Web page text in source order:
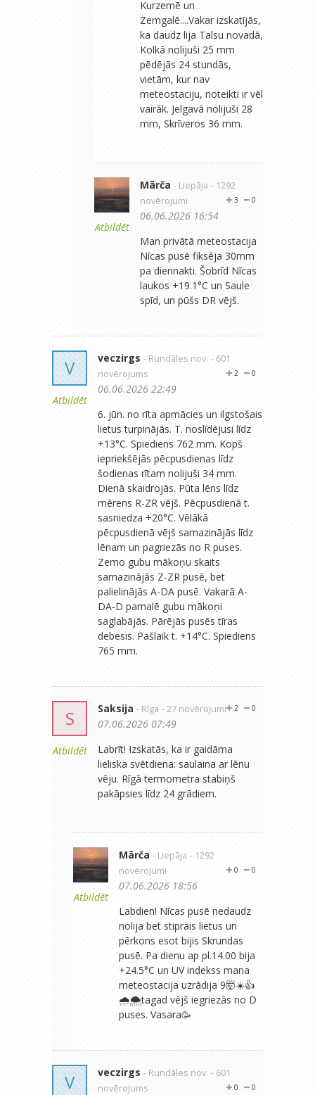
Kurzemē un
Zemgalē....Vakar izskatījās,
ka daudz lija Talsu novadā,
Kolkā nolijuši 25 mm
pēdējās 24 stundās,
vietām, kur nav
meteostaciju, noteikti ir vēl
vairāk. Jelgavā nolijuši 28
mm, Skrīveros 36 mm.
Atbildēt
Mārča - Liepāja - 1292
novērojumi
0
3
06.06.2026 16:54
Man privātā meteostacija
Nīcas pusē fiksēja 30mm
pa diennakti. Šobrīd Nīcas
laukos +19.1°C un Saule
spīd, un pūšs DR vējš.
V
Atbildēt
veczirgs - Rundāles nov. - 601
novērojums
0
2
06.06.2026 22:49
6. jūn. no rīta apmācies un ilgstošais
lietus turpinājās. T. noslīdējusi līdz
+13°C. Spiediens 762 mm. Kopš
iepriekšējās pēcpusdienas līdz
šodienas rītam nolijuši 34 mm.
Dienā skaidrojās. Pūta lēns līdz
mērens R-ZR vējš. Pēcpusdienā t.
sasniedza +20°C. Vēlākā
pēcpusdienā vējš samazinājās līdz
lēnam un pagriezās no R puses.
Zemo gubu mākoņu skaits
samazinājās Z-ZR pusē, bet
palielinājās A-DA pusē. Vakarā A-
DA-D pamalē gubu mākoņi
saglabājās. Pārējās pusēs tīras
debesis. Pašlaik t. +14°C. Spiediens
765 mm.
S
Atbildēt
Saksija - Rīga - 27 novērojumi 0
2
07.06.2026 07:49
Labrīt! Izskatās, ka ir gaidāma
lieliska svētdiena: saulaina ar lēnu
vēju. Rīgā termometra stabiņš
pakāpsies līdz 24 grādiem.
Atbildēt
Mārča - Liepāja - 1292
novērojumi
0
0
07.06.2026 18:56
Labdien! Nīcas pusē nedaudz
nolija bet stiprais lietus un
pērkons esot bijis Skrundas
pusē. Pa dienu ap pl.14.00 bija
+24.5°C un UV indekss mana
meteostacija uzrādija 9🤯☀️👍
🌧🌨tagad vējš iegriezās no D
puses. Vasara🥳
V veczirgs - Rundāles nov. - 601
novērojums
0
0